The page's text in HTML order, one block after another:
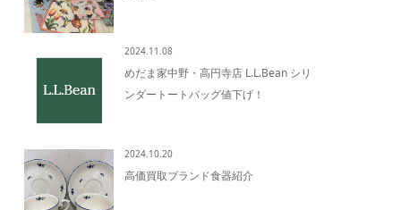
2024.11.08
めだま家中野・高円寺店 L.L.Bean シリ
ンダートートバッグ値下げ！
2024.10.20
高価買取ブランド食器紹介